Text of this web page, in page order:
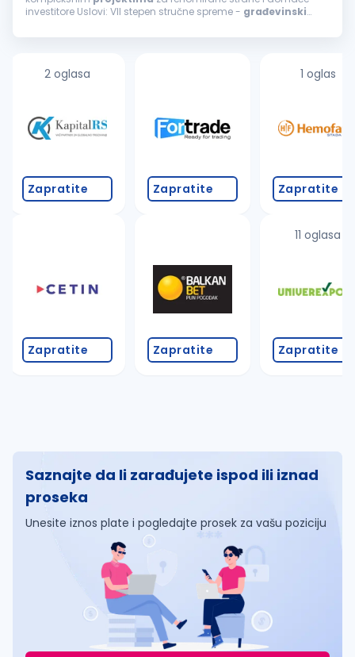
investitore Uslovi: VII stepen stručne spreme - građevinski
samostalnog rada na
2 oglasa
Zapratite
Zapratite
Zapratite
Zapratite
1 oglas
Zapratite
11 oglasa
Zapratite
Saznajte da li zarađujete ispod ili iznad
proseka
Unesite iznos plate i pogledajte prosek za vašu poziciju